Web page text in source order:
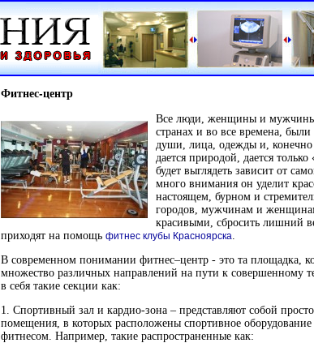
Фитнес-центр
Все люди, женщины и
странах и во все времена, были
души, лица, одежды и, конечно
дается природой, дается только
будет выглядеть зависит от
много внимания он уделит
настоящем, бурном и
городов, мужчинам и
красивыми, сбросить лишний
приходят на помощь фитнес клубы Красноярска.
В современном понимании фитнес–центр - это та площадка,
множество различных направлений на пути к совершенному
в себя такие секции как:
1. Спортивный зал и кардио-зона – представляют собой
помещения, в которых расположены спортивное оборудование
фитнесом. Например, такие распространенные как: